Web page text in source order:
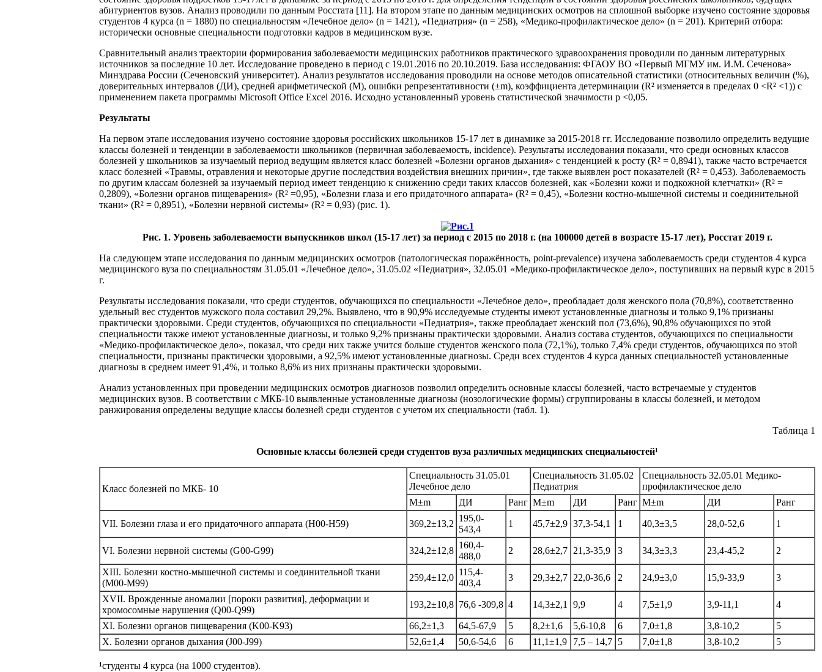
абитуриентов вузов. Анализ проводили по данным Росстата [11]. На втором этапе по данным медицинских осмотров на сплошной выборке изучено состояние здоровья
студентов 4 курса (n = 1880) по специальностям «Лечебное дело» (n = 1421), «Педиатрия» (n = 258), «Медико-профилактическое дело» (n = 201). Критерий отбора:
исторически основные специальности подготовки кадров в медицинском вузе.
Сравнительный анализ траектории формирования заболеваемости медицинских работников практического здравоохранения проводили по данным литературных
источников за последние 10 лет. Исследование проведено в период с 19.01.2016 по 20.10.2019. База исследования: ФГАОУ ВО «Первый МГМУ им. И.М. Сеченова»
Минздрава России (Сеченовский университет). Анализ результатов исследования проводили на основе методов описательной статистики (относительных величин (%),
доверительных интервалов (ДИ), средней арифметической (М), ошибки репрезентативности (±m), коэффициента детерминации (R² изменяется в пределах 0 <R² <1)) с
применением пакета программы Microsoft Office Excel 2016. Исходно установленный уровень статистической значимости р <0,05.
Результаты
На первом этапе исследования изучено состояние здоровья российских школьников 15-17 лет в динамике за 2015-2018 гг. Исследование позволило определить ведущие
классы болезней и тенденции в заболеваемости школьников (первичная заболеваемость, incidence). Результаты исследования показали, что среди основных классов
болезней у школьников за изучаемый период ведущим является класс болезней «Болезни органов дыхания» с тенденцией к росту (R² = 0,8941), также часто встречается
класс болезней «Травмы, отравления и некоторые другие последствия воздействия внешних причин», где также выявлен рост показателей (R² = 0,453). Заболеваемость
по другим классам болезней за изучаемый период имеет тенденцию к снижению среди таких классов болезней, как «Болезни кожи и подкожной клетчатки» (R² =
0,2809), «Болезни органов пищеварения» (R² =0,95), «Болезни глаза и его придаточного аппарата» (R² = 0,45), «Болезни костно-мышечной системы и соединительной
ткани» (R² = 0,8951), «Болезни нервной системы» (R² = 0,93) (рис. 1).
Рис. 1. Уровень заболеваемости выпускников школ (15-17 лет) за период с 2015 по 2018 г. (на 100000 детей в возрасте 15-17 лет), Росстат 2019 г.
На следующем этапе исследования по данным медицинских осмотров (патологическая поражённость, point-prevalence) изучена заболеваемость среди студентов 4 курса
медицинского вуза по специальностям 31.05.01 «Лечебное дело», 31.05.02 «Педиатрия», 32.05.01 «Медико-профилактическое дело», поступивших на первый курс в 2015
г.
Результаты исследования показали, что среди студентов, обучающихся по специальности «Лечебное дело», преобладает доля женского пола (70,8%), соответственно
удельный вес студентов мужского пола составил 29,2%. Выявлено, что в 90,9% исследуемые студенты имеют установленные диагнозы и только 9,1% признаны
практически здоровыми. Среди студентов, обучающихся по специальности «Педиатрия», также преобладает женский пол (73,6%), 90,8% обучающихся по этой
специальности также имеют установленные диагнозы, и только 9,2% признаны практически здоровыми. Анализ состава студентов, обучающихся по специальности
«Медико-профилактическое дело», показал, что среди них также учится больше студентов женского пола (72,1%), только 7,4% среди студентов, обучающихся по этой
специальности, признаны практически здоровыми, а 92,5% имеют установленные диагнозы. Среди всех студентов 4 курса данных специальностей установленные
диагнозы в среднем имеет 91,4%, и только 8,6% из них признаны практически здоровыми.
Анализ установленных при проведении медицинских осмотров диагнозов позволил определить основные классы болезней, часто встречаемые у студентов
медицинских вузов. В соответствии с МКБ-10 выявленные установленные диагнозы (нозологические формы) сгруппированы в классы болезней, и методом
ранжирования определены ведущие классы болезней среди студентов с учетом их специальности (табл. 1).
Таблица 1
Основные классы болезней среди студентов вуза различных медицинских специальностей¹
Класс болезней по МКБ- 10
Специальность 31.05.01
Лечебное дело
Специальность 31.05.02
Педиатрия
Специальность 32.05.01 Медико-
профилактическое дело
М±m
ДИ Ранг М±m ДИ Ранг М±m ДИ Ранг
VII. Болезни глаза и его придаточного аппарата (H00-H59) 369,2±13,2
195,0-
543,4
1 45,7±2,9 37,3-54,1 1 40,3±3,5 28,0-52,6 1
VI. Болезни нервной системы (G00-G99) 324,2±12,8
160,4-
488,0
2 28,6±2,7 21,3-35,9 3 34,3±3,3 23,4-45,2 2
XIII. Болезни костно-мышечной системы и соединительной ткани
(M00-M99)
259,4±12,0
115,4-
403,4
3 29,3±2,7 22,0-36,6 2 24,9±3,0 15,9-33,9 3
XVII. Врожденные аномалии [пороки развития], деформации и
хромосомные нарушения (Q00-Q99)
193,2±10,8 76,6 -309,8 4 14,3±2,1 9,9 4 7,5±1,9 3,9-11,1 4
XI. Болезни органов пищеварения (K00-K93) 66,2±1,3 64,5-67,9 5 8,2±1,6 5,6-10,8 6 7,0±1,8 3,8-10,2
5
X. Болезни органов дыхания (J00-J99)
52,6±1,4 50,6-54,6 6 11,1±1,9 7,5 – 14,7 5 7,0±1,8 3,8-10,2 5
¹студенты 4 курса (на 1000 студентов).